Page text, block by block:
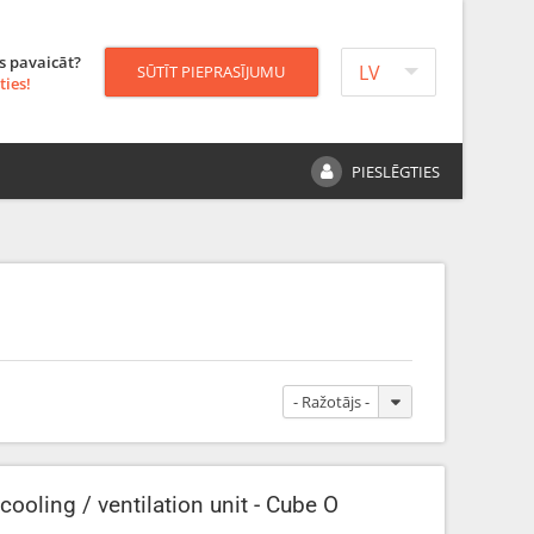
LV
pavaicāt?
SŪTĪT PIEPRASĪJUMU
PIESLĒGTIES
- Ražotājs -
/ ventilation unit - Cube O